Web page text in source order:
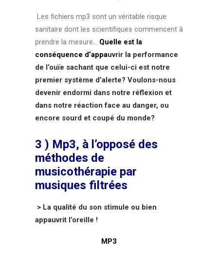
Les fichiers mp3 sont un véritable risque
sanitaire dont les scientifiques commencent à
prendre la mesure… Quelle est la
conséquence d’appauvrir la performance
de l’ouïe sachant que celui-ci est notre
premier système d’alerte? Voulons-nous
devenir endormi dans notre réflexion et
dans notre réaction face au danger, ou
encore sourd et coupé du monde?
3 ) Mp3, à l’opposé des
méthodes de
musicothérapie par
musiques filtrées
> La qualité du son stimule ou bien
appauvrit l’oreille !
MP3